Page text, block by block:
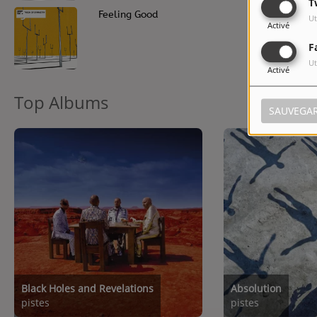
Activé
Activé
9 Feeling Good
Top Albums
Black Holes and Revelations
pistes
Absolution
pistes